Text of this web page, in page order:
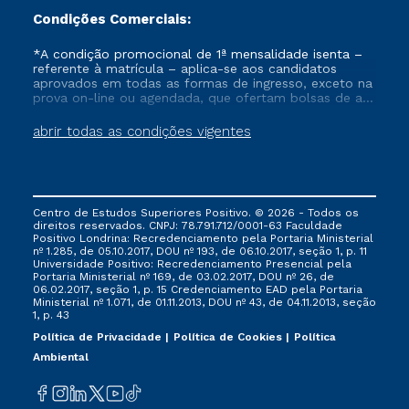
Condições Comerciais:
abrir todas as condições vigentes
*A condição promocional de 1ª mensalidade isenta –
referente à matrícula – aplica-se aos candidatos
aprovados em todas as formas de ingresso, exceto na
prova on-line ou agendada, que ofertam bolsas de até
vigente, que ainda não tenham efetivado e/ou não
tenham cancelado ou trancado sua matrícula em uma
via FIES, Prouni e outros programas governamentais, e
não se acumula com nenhuma outra campanha
ofertada pela Instituição.
Centro de Estudos Superiores Positivo. © 2026 - Todos os
direitos reservados. CNPJ: 78.791.712/0001-63 Faculdade
Positivo Londrina: Recredenciamento pela Portaria Ministerial
nº 1.285, de 05.10.2017, DOU nº 193, de 06.10.2017, seção 1, p. 11
Universidade Positivo: Recredenciamento Presencial ​pela
Portaria Ministerial nº 169, de 03.02.2017, DOU nº 26, de
06.02.2017, seção 1, p. 15 Credenciamento EAD pela Portaria
Ministerial nº 1.071, de 01.11.2013, DOU nº 43, de 04.11.2013, seção
1, p. 43
Política de Privacidade
Política de Cookies
Política
Ambiental